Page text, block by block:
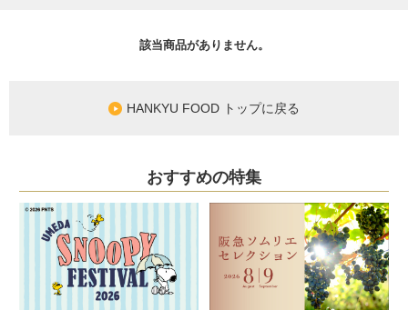
該当商品がありません。
HANKYU FOOD トップに戻る
おすすめの特集